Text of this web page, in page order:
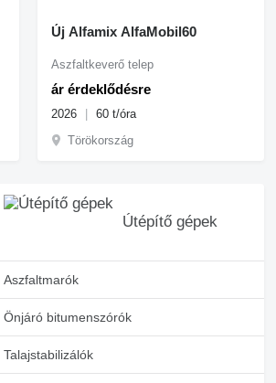
Új Alfamix AlfaMobil60
ár érdeklődésre
Aszfaltkeverő telep
2026
60 t/óra
Törökország
Útépítő gépek
Aszfaltmarók
Önjáró bitumenszórók
Talajstabilizálók